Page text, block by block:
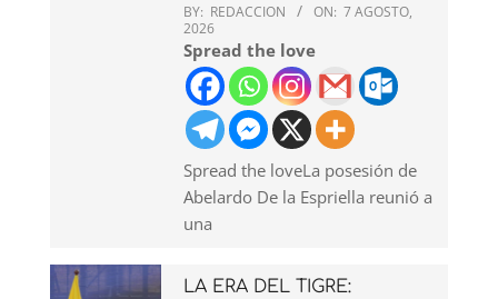
BY: REDACCION ON: 7 AGOSTO,
2026
Spread the love
Spread the loveLa posesión de
Abelardo De la Espriella reunió a
una
LA ERA DEL TIGRE: